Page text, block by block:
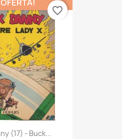
(17) - Buck...
OFERTA!
favorite_border